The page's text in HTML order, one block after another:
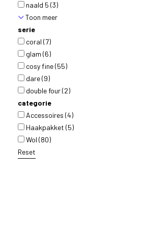
naald 5 (3)
Toon meer
serie
coral (7)
glam (6)
cosy fine(55)
dare(9)
double four(2)
categorie
Accessoires (4)
Haakpakket (5)
Wol (80)
Reset